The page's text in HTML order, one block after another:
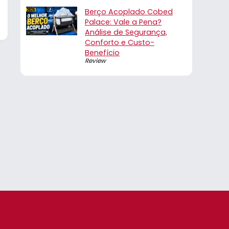
Berço Acoplado Cobed
Palace: Vale a Pena?
Análise de Segurança,
Conforto e Custo-
Benefício
Review